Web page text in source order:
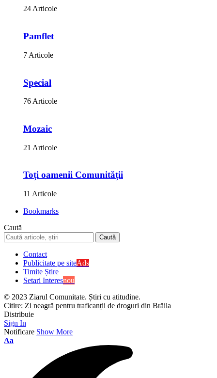
24 Articole
Pamflet
7 Articole
Special
76 Articole
Mozaic
21 Articole
Toți oamenii Comunității
11 Articole
Bookmarks
Caută
Contact
Publicitate pe siteAds
Timite Știre
Setari Interesnou
© 2023 Ziarul Comunitate. Știri cu atitudine.
Citire: Zi neagră pentru traficanții de droguri din Brăila
Distribuie
Sign In
Notificare Show More
Aa